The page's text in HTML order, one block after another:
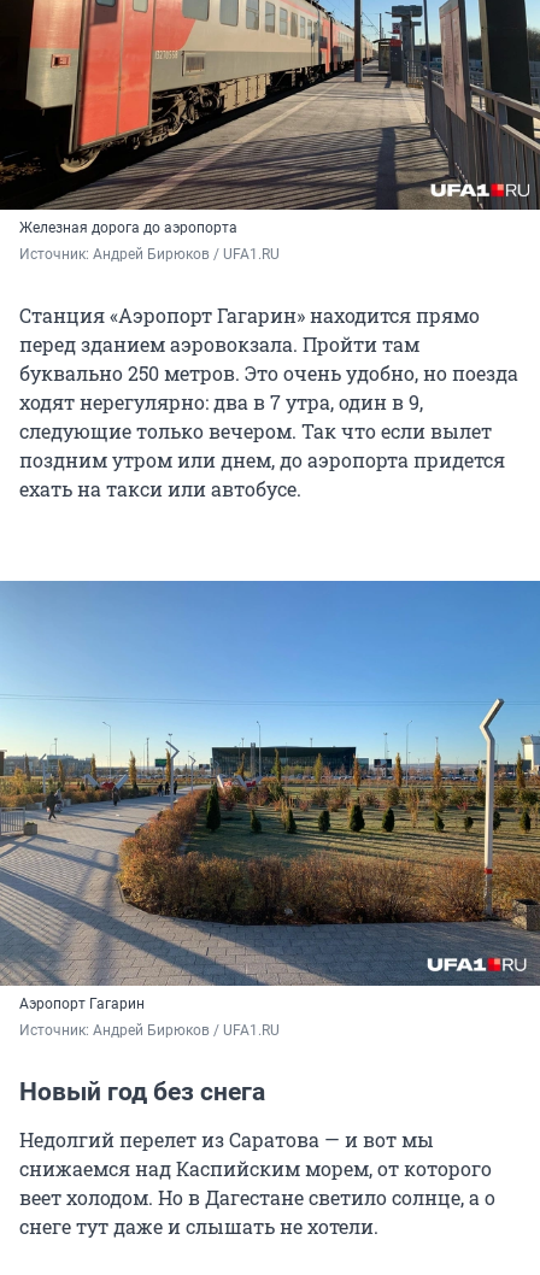
Железная дорога до аэропорта
Источник: Андрей Бирюков / UFA1.RU
Станция «Аэропорт Гагарин» находится прямо
перед зданием аэровокзала. Пройти там
буквально 250 метров. Это очень удобно, но поезда
ходят нерегулярно: два в 7 утра, один в 9,
следующие только вечером. Так что если вылет
поздним утром или днем, до аэропорта придется
ехать на такси или автобусе.
Аэропорт Гагарин
Источник: Андрей Бирюков / UFA1.RU
Новый год без снега
Недолгий перелет из Саратова — и вот мы
снижаемся над Каспийским морем, от которого
веет холодом. Но в Дагестане светило солнце, а о
снеге тут даже и слышать не хотели.